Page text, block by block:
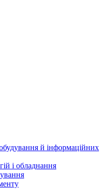
й інформаційних
і обладнання